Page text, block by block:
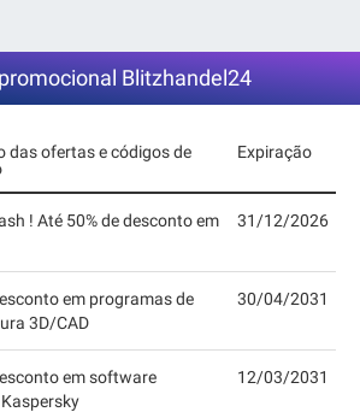
Blitzhandel24
das ofertas e códigos de
Expiração
! Até 50% de desconto em
31/12/2026
em programas de
3D/CAD
30/04/2031
em software
12/03/2031